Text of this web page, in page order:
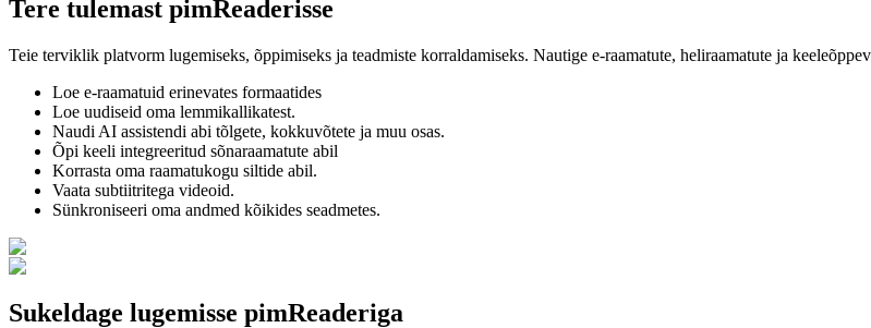
Tere tulemast pimReaderisse
Teie terviklik platvorm lugemiseks, õppimiseks ja teadmiste korraldamiseks. Nautige e-raamatute, heliraamatute ja
Loe e-raamatuid erinevates formaatides
Loe uudiseid oma lemmikallikatest.
Naudi AI assistendi abi tõlgete, kokkuvõtete ja muu osas.
Õpi keeli integreeritud sõnaraamatute abil
Korrasta oma raamatukogu siltide abil.
Vaata subtiitritega videoid.
Sünkroniseeri oma andmed kõikides seadmetes.
Sukeldage lugemisse pimReaderiga